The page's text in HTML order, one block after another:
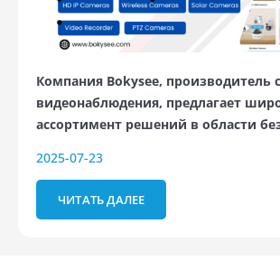
Компания Bokysee, производитель
видеонаблюдения, предлагает
ассортимент решений в области
2025-07-23
ЧИТАТЬ ДАЛЕЕ